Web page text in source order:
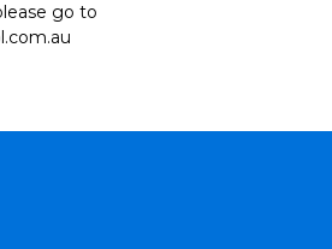
go to